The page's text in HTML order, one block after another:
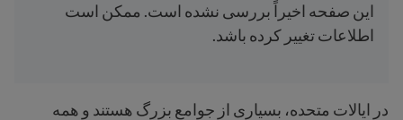
این صفحه اخیراً بررسی نشده است. ممکن است
اطلاعات تغییر کرده باشد.
در ایالات متحده، بسیاری از جوامع بزرگ هستند و همه